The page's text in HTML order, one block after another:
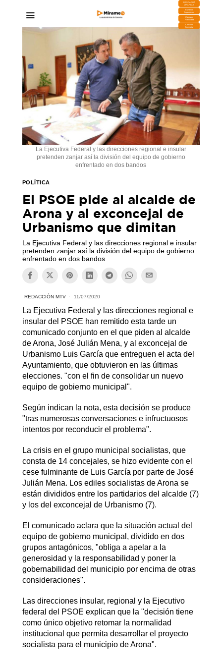
DESCARGA
MIRAPLAY
Buzón de
Sugerencias
Contratar
Publicidad
Contacto
Comercial
La Ejecutiva Federal y las direcciones regional e insular
pretenden zanjar así la división del equipo de gobierno
enfrentado en dos bandos
POLÍTICA
El PSOE pide al alcalde de
Arona y al exconcejal de
Urbanismo que dimitan
La Ejecutiva Federal y las direcciones regional e insular
pretenden zanjar así la división del equipo de gobierno
enfrentado en dos bandos
REDACCIÓN MTV 11/07/2020
La Ejecutiva Federal y las direcciones regional e
insular del PSOE han remitido esta tarde un
comunicado conjunto en el que piden al alcalde
de Arona, José Julián Mena, y al exconcejal de
Urbanismo Luis García que entreguen el acta del
Ayuntamiento, que obtuvieron en las últimas
elecciones. "con el fin de consolidar un nuevo
equipo de gobierno municipal".
Según indican la nota, esta decisión se produce
"tras numerosas conversaciones e infructuosos
intentos por reconducir el problema".
La crisis en el grupo municipal socialistas, que
consta de 14 concejales, se hizo evidente con el
cese fulminante de Luis García por parte de José
Julián Mena. Los ediles socialistas de Arona se
están divididos entre los partidarios del alcalde (7)
y los del exconcejal de Urbanismo(7).
El comunicado aclara que la situación actual del
equipo de gobierno municipal, dividido en dos
grupos antagónicos, "obliga a apelar a la
generosidad y la responsabilidad y poner la
gobernabilidad del municipio por encima de otras
consideraciones".
Las direcciones insular, regional y la Ejecutivo
federal del PSOE explican que la "decisión tiene
como único objetivo retomar la normalidad
institucional que permita desarrollar el proyecto
socialista para el municipio de Arona".